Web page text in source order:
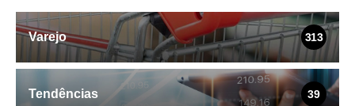
Varejo 313
Tendências 39